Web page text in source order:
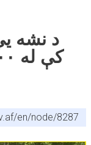
en/node/8287